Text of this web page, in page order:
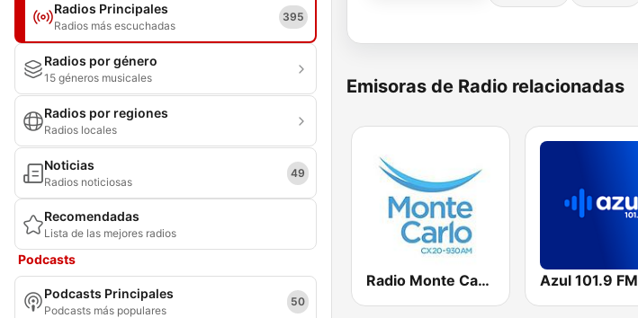
Radios Principales
Radios más escuchadas
395
Radios por género
15 géneros musicales
Radios por regiones
Radios locales
Noticias
Radios noticiosas
49
Recomendadas
Lista de las mejores radios
Podcasts
Podcasts Principales
Podcasts más populares
50
Emisoras de Radio relacionadas
Radio Monte Carlo 930 Azul 101.9 FM